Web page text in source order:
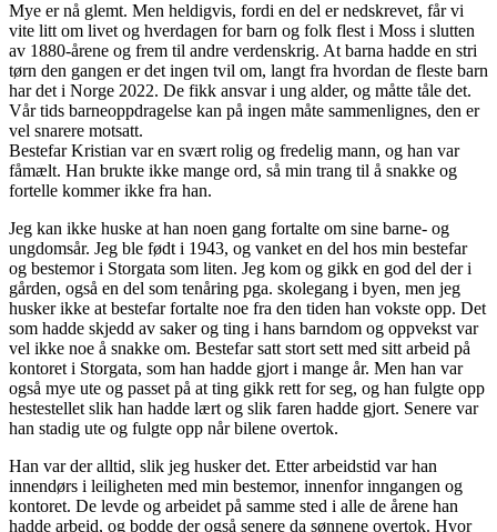
Mye er nå glemt. Men heldigvis, fordi en del er nedskrevet, får vi
vite litt om livet og hverdagen for barn og folk flest i Moss i slutten
av 1880-årene og frem til andre verdenskrig. At barna hadde en stri
tørn den gangen er det ingen tvil om, langt fra hvordan de fleste barn
har det i Norge 2022. De fikk ansvar i ung alder, og måtte tåle det.
Vår tids barneoppdragelse kan på ingen måte sammenlignes, den er
vel snarere motsatt.
Bestefar Kristian var en svært rolig og fredelig mann, og han var
fåmælt. Han brukte ikke mange ord, så min trang til å snakke og
fortelle kommer ikke fra han.
Jeg kan ikke huske at han noen gang fortalte om sine barne- og
ungdomsår. Jeg ble født i 1943, og vanket en del hos min bestefar
og bestemor i Storgata som liten. Jeg kom og gikk en god del der i
gården, også en del som tenåring pga. skolegang i byen, men jeg
husker ikke at bestefar fortalte noe fra den tiden han vokste opp. Det
som hadde skjedd av saker og ting i hans barndom og oppvekst var
vel ikke noe å snakke om. Bestefar satt stort sett med sitt arbeid på
kontoret i Storgata, som han hadde gjort i mange år. Men han var
også mye ute og passet på at ting gikk rett for seg, og han fulgte opp
hestestellet slik han hadde lært og slik faren hadde gjort. Senere var
han stadig ute og fulgte opp når bilene overtok.
Han var der alltid, slik jeg husker det. Etter arbeidstid var han
innendørs i leiligheten med min bestemor, innenfor inngangen og
kontoret. De levde og arbeidet på samme sted i alle de årene han
hadde arbeid, og bodde der også senere da sønnene overtok. Hvor